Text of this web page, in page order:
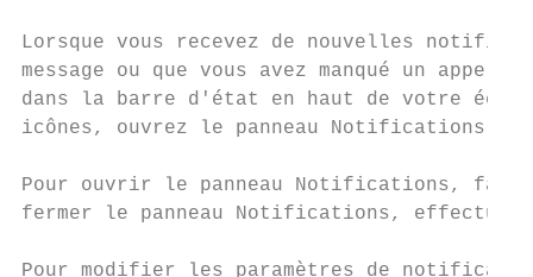
Lorsque vous recevez de nouvelles
message ou que vous avez manqué un
dans la barre d'état en haut de votre
icônes, ouvrez le panneau Notifications
Pour ouvrir le panneau Notifications,
fermer le panneau Notifications,
Pour modifier les paramètres de